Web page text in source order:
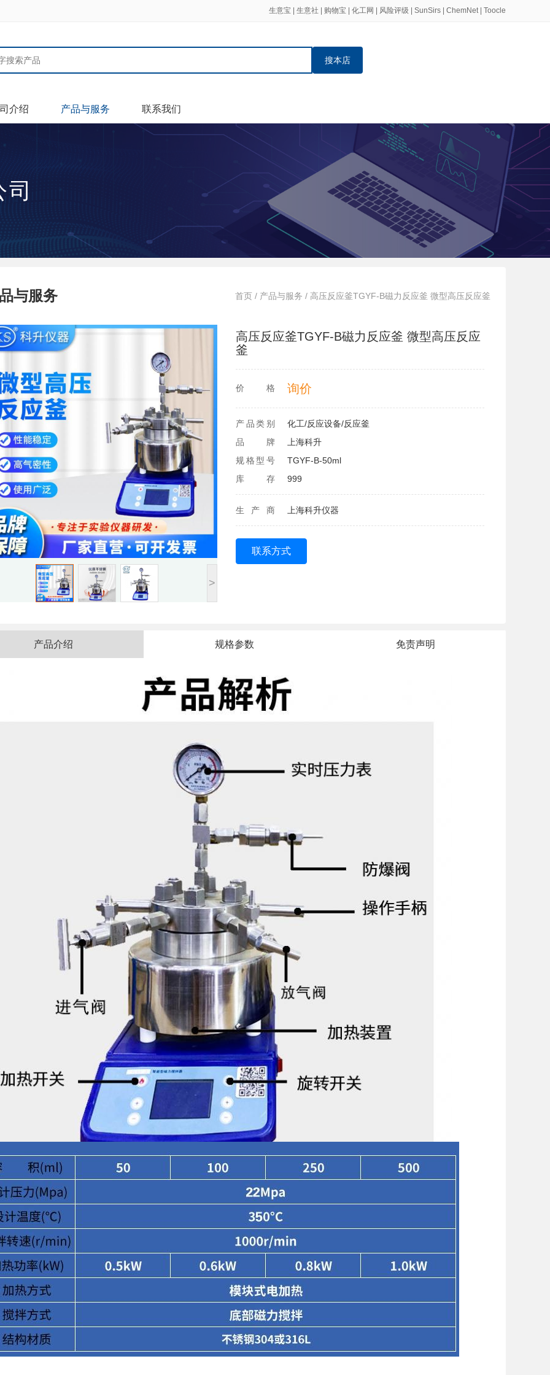
生意宝 生意社 购物宝 化工网 风险评级 SunSirs ChemNet| Toocle
搜本店
介绍 产品与服务 联系我们
首页 / 产品与服务 / 高压反应釜TGYF-B磁力反应釜 微型高压反应釜
与服务
>
高压反应釜TGYF-B磁力反应釜 微型高压反应
釜
价格 询价
产品类别
化工/反应设备/反应釜
品牌
上海科升
规格型号
TGYF-B-50ml
库存
999
生产商 上海科升仪器
联系方式
产品介绍 规格参数 免责声明